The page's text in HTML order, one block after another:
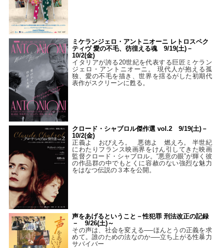
ミケランジェロ・アントニオーニ レトロスペク
ティヴ 愛の不毛、彷徨える魂 9/19(土)－
10/2(金)
イタリアが誇る20世紀を代表する巨匠ミケラン
ジェロ・アントニオーニ。 現代人が抱える孤
独、愛の不毛を描き、世界を揺るがした初期代
表作がスクリーンに甦る。
クロード・シャブロル傑作選 vol.2 9/19(土)－
10/2(金)
正義よ おびえろ。 悪徳よ 燃えろ。 半世紀
にわたりフランス映画界をけん引してきた映画
監督クロード・シャブロル。“悪意の眼”が輝く彼
の作品群の中でもとくに容赦のない強烈な魅力
をはなつ伝説の３本を公開。
声をあげるということ－性犯罪 刑法改正の記録
－ 9/26(土)～
その声は、社会を変える──ほんとうの正義を求
めて。誰のための法なのか──立ち上がる性暴力
サバイバー